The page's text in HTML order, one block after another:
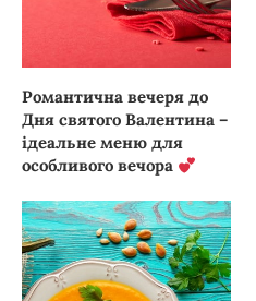
Романтична вечеря до
Дня святого Валентина –
ідеальне меню для
особливого вечора